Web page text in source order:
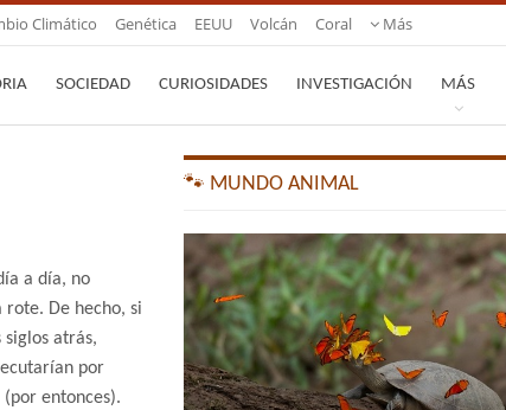
Climático Genética EEUU Volcán Coral Más
SOCIEDAD CURIOSIDADES INVESTIGACIÓN MÁS
a día, no
De hecho, si
siglos atrás,
por
(por entonces).
🐾 MUNDO ANIMAL